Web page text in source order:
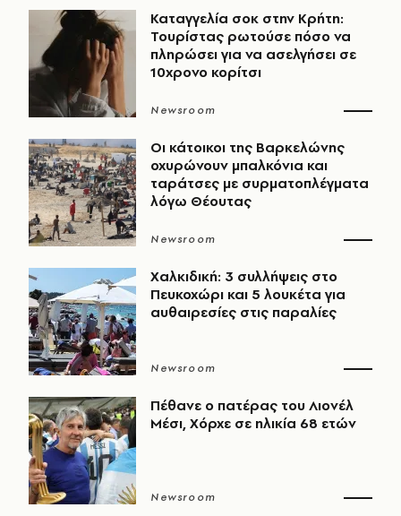
Καταγγελία σοκ στην Κρήτη:
Τουρίστας ρωτούσε πόσο να
πληρώσει για να ασελγήσει σε
10χρονο κορίτσι
Newsroom
Οι κάτοικοι της Βαρκελώνης
οχυρώνουν μπαλκόνια και
ταράτσες με συρματοπλέγματα
λόγω Θέουτας
Newsroom
Χαλκιδική: 3 συλλήψεις στο
Πευκοχώρι και 5 λουκέτα για
αυθαιρεσίες στις παραλίες
Newsroom
Πέθανε ο πατέρας του Λιονέλ
Μέσι, Χόρχε σε ηλικία 68 ετών
Newsroom